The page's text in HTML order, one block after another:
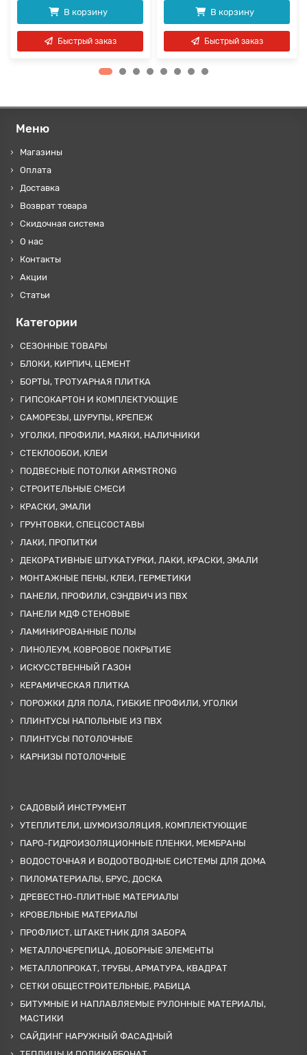
В корзину
Быстрый заказ
В корзину
Быстрый заказ
Меню
Магазины
Оплата
Доставка
Возврат товара
Скидочная система
О нас
Контакты
Акции
Статьи
Категории
СЕЗОННЫЕ ТОВАРЫ
БЛОКИ, КИРПИЧ, ЦЕМЕНТ
БОРТЫ, ТРОТУАРНАЯ ПЛИТКА
ГИПСОКАРТОН И КОМПЛЕКТУЮЩИЕ
САМОРЕЗЫ, ШУРУПЫ, КРЕПЕЖ
УГОЛКИ, ПРОФИЛИ, МАЯКИ, НАЛИЧНИКИ
СТЕКЛООБОИ, КЛЕИ
ПОДВЕСНЫЕ ПОТОЛКИ ARMSTRONG
СТРОИТЕЛЬНЫЕ СМЕСИ
КРАСКИ, ЭМАЛИ
ГРУНТОВКИ, СПЕЦСОСТАВЫ
ЛАКИ, ПРОПИТКИ
ДЕКОРАТИВНЫЕ ШТУКАТУРКИ, ЛАКИ, КРАСКИ, ЭМАЛИ
МОНТАЖНЫЕ ПЕНЫ, КЛЕИ, ГЕРМЕТИКИ
ПАНЕЛИ, ПРОФИЛИ, СЭНДВИЧ ИЗ ПВХ
ПАНЕЛИ МДФ СТЕНОВЫЕ
ЛАМИНИРОВАННЫЕ ПОЛЫ
ЛИНОЛЕУМ, КОВРОВОЕ ПОКРЫТИЕ
ИСКУССТВЕННЫЙ ГАЗОН
КЕРАМИЧЕСКАЯ ПЛИТКА
ПОРОЖКИ ДЛЯ ПОЛА, ГИБКИЕ ПРОФИЛИ, УГОЛКИ
ПЛИНТУСЫ НАПОЛЬНЫЕ ИЗ ПВХ
ПЛИНТУСЫ ПОТОЛОЧНЫЕ
КАРНИЗЫ ПОТОЛОЧНЫЕ
САДОВЫЙ ИНСТРУМЕНТ
УТЕПЛИТЕЛИ, ШУМОИЗОЛЯЦИЯ, КОМПЛЕКТУЮЩИЕ
ПАРО-ГИДРОИЗОЛЯЦИОННЫЕ ПЛЕНКИ, МЕМБРАНЫ
ВОДОСТОЧНАЯ И ВОДООТВОДНЫЕ СИСТЕМЫ ДЛЯ ДОМА
ПИЛОМАТЕРИАЛЫ, БРУС, ДОСКА
ДРЕВЕСТНО-ПЛИТНЫЕ МАТЕРИАЛЫ
КРОВЕЛЬНЫЕ МАТЕРИАЛЫ
ПРОФЛИСТ, ШТАКЕТНИК ДЛЯ ЗАБОРА
МЕТАЛЛОЧЕРЕПИЦА, ДОБОРНЫЕ ЭЛЕМЕНТЫ
МЕТАЛЛОПРОКАТ, ТРУБЫ, АРМАТУРА, КВАДРАТ
СЕТКИ ОБЩЕСТРОИТЕЛЬНЫЕ, РАБИЦА
БИТУМНЫЕ И НАПЛАВЛЯЕМЫЕ РУЛОННЫЕ МАТЕРИАЛЫ,
МАСТИКИ
САЙДИНГ НАРУЖНЫЙ ФАСАДНЫЙ